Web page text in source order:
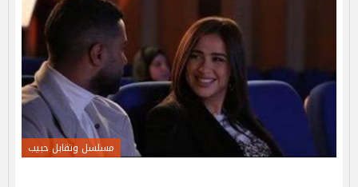
مسلسل وتقابل حبيب